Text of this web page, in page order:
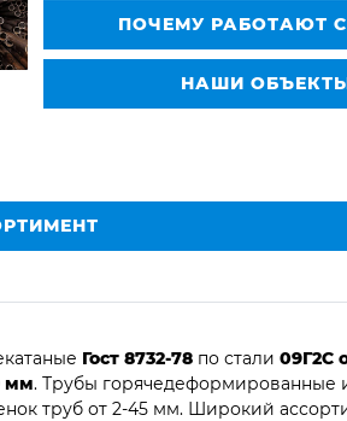
ПОЧЕМУ РАБОТАЮТ
НАШИ
Гост 8732-78 по стали 09Г2С
мм. Трубы горячедеформированные
труб от 2-45 мм. Широкий